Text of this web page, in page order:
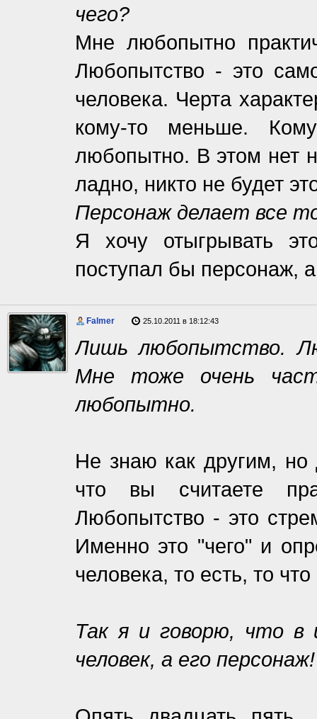
чего?
Мне любопытно
Любопытство - это
человека. Черта
кому-то меньше.
любопытно. В этом нет
ладно, никто не будет
Персонаж делает все
Я хочу отыгрывать
поступал бы персонаж,
Falmer 25.10.2011 в 18:12:43
Лишь любопытство.
Мне тоже очень
любопытно.
Не знаю как другим, но
что вы считаете
Любопытство - это
Именно это "чего" и
человека, то есть, то
Так я и говорю, что в
человек, а его персонаж!